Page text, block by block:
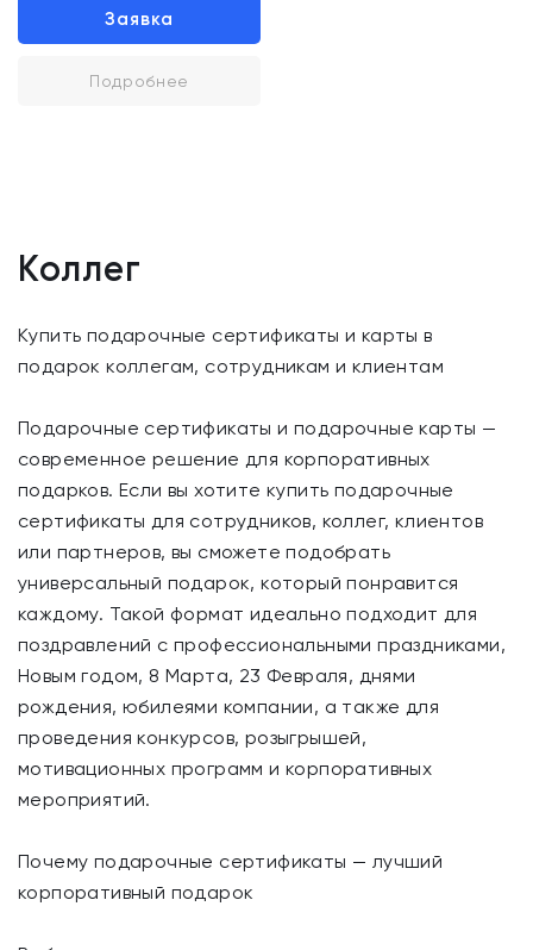
Заявка
Подробнее
Коллег
Купить подарочные сертификаты и карты в
подарок коллегам, сотрудникам и клиентам
Подарочные сертификаты и подарочные карты —
современное решение для корпоративных
подарков. Если вы хотите купить подарочные
сертификаты для сотрудников, коллег, клиентов
или партнеров, вы сможете подобрать
универсальный подарок, который понравится
каждому. Такой формат идеально подходит для
поздравлений с профессиональными праздниками,
Новым годом, 8 Марта, 23 Февраля, днями
рождения, юбилеями компании, а также для
проведения конкурсов, розыгрышей,
мотивационных программ и корпоративных
мероприятий.
Почему подарочные сертификаты — лучший
корпоративный подарок